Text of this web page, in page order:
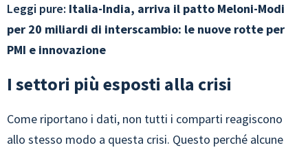
Leggi pure: Italia-India, arriva il patto Meloni-Modi
per 20 miliardi di interscambio: le nuove rotte per
PMI e innovazione
I settori più esposti alla crisi
Come riportano i dati, non tutti i comparti reagiscono
allo stesso modo a questa crisi. Questo perché alcune